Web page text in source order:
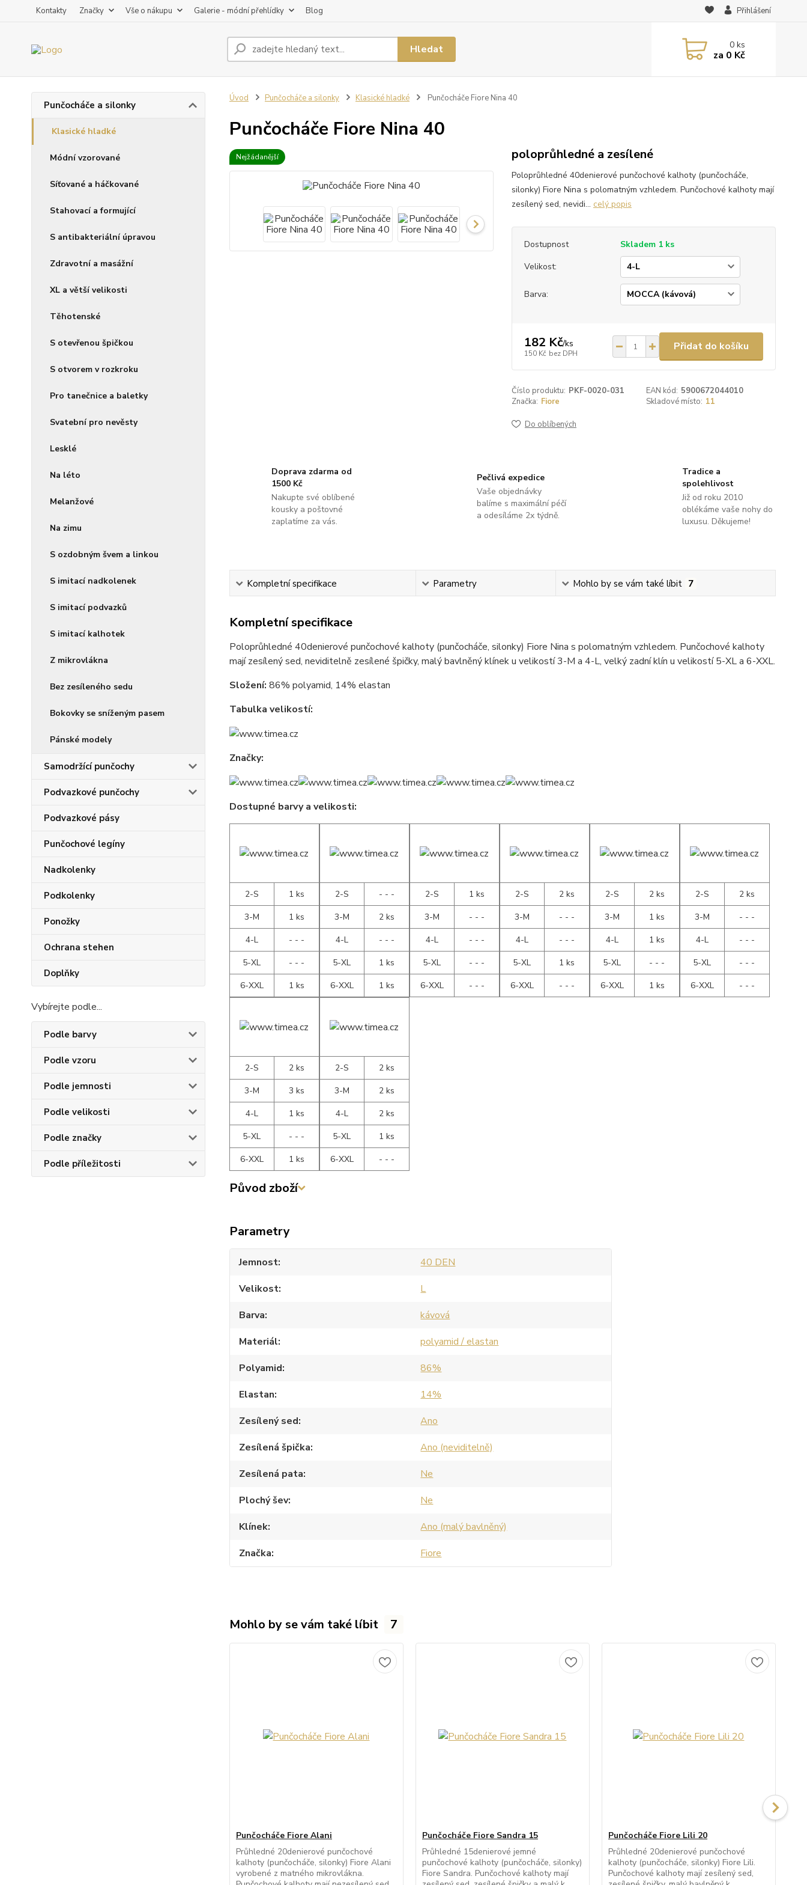
Kontakty Značky Vše o nákupu Galerie - módní přehlídky Blog Přihlášení
Hledat 0ks
za 0 Kč
Punčocháče a silonky
Klasické hladké
Módní vzorované
Síťované a háčkované
Stahovací a formující
S antibakteriální úpravou
Zdravotní a masážní
XL a větší velikosti
Těhotenské
S otevřenou špičkou
S otvorem v rozkroku
Pro tanečnice a baletky
Svatební pro nevěsty
Lesklé
Na léto
Melanžové
Na zimu
S ozdobným švem a linkou
S imitací nadkolenek
S imitací podvazků
S imitací kalhotek
Z mikrovlákna
Bez zesíleného sedu
Bokovky se sníženým pasem
Pánské modely
Samodržící punčochy
Podvazkové punčochy
Podvazkové pásy
Punčochové legíny
Nadkolenky
Podkolenky
Ponožky
Ochrana stehen
Doplňky
Vybírejte podle...
Podle barvy
Podle vzoru
Podle jemnosti
Podle velikosti
Podle značky
Podle příležitosti
Úvod Punčocháče a silonky Klasické hladké Punčocháče Fiore Nina 40
Punčocháče Fiore Nina 40
Nejžádanější poloprůhledné a zesílené
Poloprůhledné 40denierové punčochové kalhoty (punčocháče,
silonky) Fiore Nina s polomatným vzhledem. Punčochové kalhoty mají
zesílený sed, nevidi... celý popis
Dostupnost
Skladem 1 ks
Velikost:
Barva:
182 Kč/ks
150 Kč bez DPH
Přidat do košíku
Číslo produktu: PKF-0020-031 EAN kód: 5900672044010
Značka: Fiore Skladové místo: 11
Do oblíbených
Doprava zdarma od
1500 Kč
Nakupte své oblíbené
kousky a poštovné
zaplatíme za vás.
Pečlivá expedice
Vaše objednávky
balíme s maximální péčí
a odesíláme 2x týdně.
Tradice a
spolehlivost
Již od roku 2010
oblékáme vaše nohy do
luxusu. Děkujeme!
Kompletní specifikace Parametry Mohlo by se vám také líbit 7
Kompletní specifikace
Poloprůhledné 40denierové punčochové kalhoty (punčocháče, silonky) Fiore Nina s polomatným vzhledem. Punčochové kalhoty
mají zesílený sed, neviditelně zesílené špičky, malý bavlněný klínek u velikostí 3-M a 4-L, velký zadní klín u velikostí 5-XL a 6-XXL.
Složení: 86% polyamid, 14% elastan
Tabulka velikostí:
Značky:
Dostupné barvy a velikosti:
2-S
1 ks
3-M
1 ks
4-L
- - -
5-XL
- - -
6-XXL
1 ks
2-S
- - -
3-M
2 ks
4-L
- - -
5-XL
1 ks
6-XXL
1 ks
2-S
1 ks
3-M
- - -
4-L
- - -
5-XL
- - -
6-XXL
- - -
2-S
2 ks
3-M
- - -
4-L
- - -
5-XL
1 ks
6-XXL
- - -
2-S
2 ks
3-M
1 ks
4-L
1 ks
5-XL
- - -
6-XXL
1 ks
2-S
2 ks
3-M
- - -
4-L
- - -
5-XL
- - -
6-XXL
- - -
2-S
2 ks
3-M
3 ks
4-L
1 ks
5-XL
- - -
6-XXL
1 ks
2-S
2 ks
3-M
2 ks
4-L
2 ks
5-XL
1 ks
6-XXL
- - -
Původ zboží
Parametry
Jemnost
40 DEN
Velikost
L
Barva
kávová
Materiál
polyamid / elastan
Polyamid
86%
Elastan
14%
Zesílený sed
Ano
Zesílená špička
Ano (neviditelně)
Zesílená pata
Ne
Plochý šev
Ne
Klínek
Ano (malý bavlněný)
Značka
Fiore
Mohlo by se vám také líbit 7
Punčocháče Fiore Alani
Průhledné 20denierové punčochové
kalhoty (punčocháče, silonky) Fiore Alani
vyrobené z matného mikrovlákna.
Punčocháče Fiore Sandra 15
Průhledné 15denierové jemné
punčochové kalhoty (punčocháče, silonky)
Fiore Sandra. Punčochové kalhoty mají
Punčocháče Fiore Lili 20
Průhledné 20denierové punčochové
kalhoty (punčocháče, silonky) Fiore Lili.
Punčochové kalhoty mají zesílený sed,